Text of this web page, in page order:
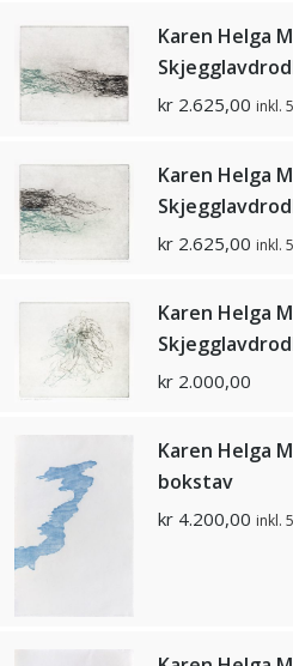
Karen Helga
kr 2.625,00 inkl.
Karen Helga
kr 2.625,00 inkl.
Karen Helga
kr 2.000,00
Karen Helga
bokstav
kr 4.200,00 inkl.